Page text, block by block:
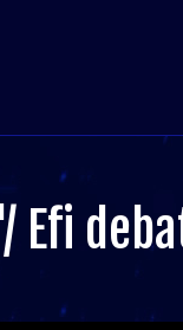
Efi